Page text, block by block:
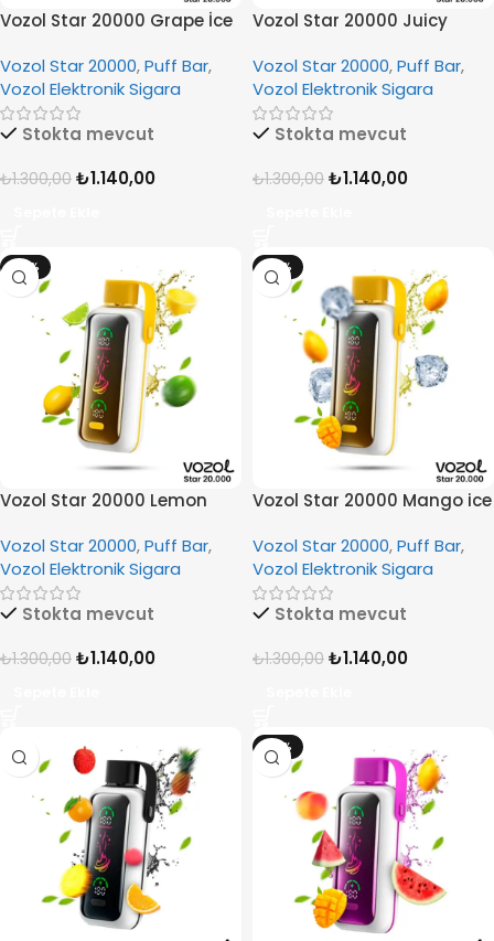
Vozol Star 20000 Grape İce
Vozol Star 20000,Puff Bar,
Vozol Elektronik Sigara
Stokta mevcut
₺1.300,00 ₺1.140,00
Vozol Star 20000 Juicy
Vozol Star 20000,Puff Bar,
Vozol Elektronik Sigara
Stokta mevcut
₺1.300,00 ₺1.140,00
-12%
Vozol Star 20000 Lemon
Vozol Star 20000,Puff Bar,
Vozol Elektronik Sigara
Stokta mevcut
₺1.300,00 ₺1.140,00
-12%
Vozol Star 20000 Mango ice
Vozol Star 20000,Puff Bar,
Vozol Elektronik Sigara
Stokta mevcut
₺1.300,00 ₺1.140,00
-12%